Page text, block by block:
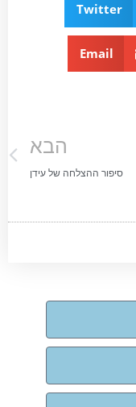
Twitter
Email
הבא
סיפור ההצלחה של עידן